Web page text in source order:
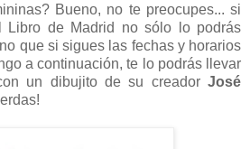
Bueno, no te preocupes... si
Libro de Madrid no sólo lo podrás
que si sigues las fechas y horarios
a continuación, te lo podrás llevar
un dibujito de su creador José